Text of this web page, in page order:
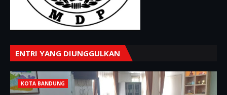
ENTRI YANG DIUNGGULKAN
KOTA BANDUNG